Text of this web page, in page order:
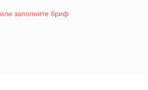
или заполните бриф